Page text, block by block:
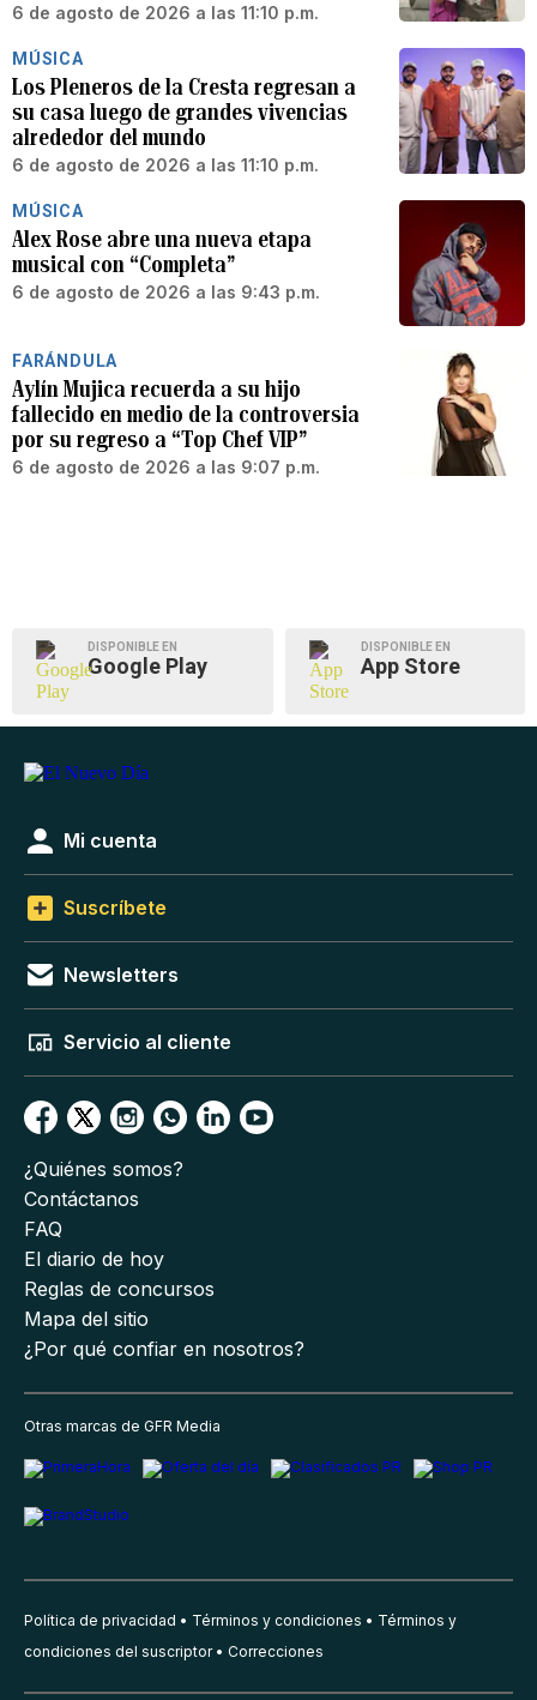
6 de agosto de 2026 a las 11:10 p.m.
MÚSICA
Los Pleneros de la Cresta regresan a
su casa luego de grandes vivencias
alrededor del mundo
6 de agosto de 2026 a las 11:10 p.m.
MÚSICA
Alex Rose abre una nueva etapa
musical con “Completa”
6 de agosto de 2026 a las 9:43 p.m.
FARÁNDULA
Aylín Mujica recuerda a su hijo
fallecido en medio de la controversia
por su regreso a “Top Chef VIP”
6 de agosto de 2026 a las 9:07 p.m.
DISPONIBLE EN
Google Play
DISPONIBLE EN
App Store
Mi cuenta
Suscríbete
Newsletters
Servicio al cliente
¿Quiénes somos?
Contáctanos
FAQ
El diario de hoy
Reglas de concursos
Mapa del sitio
¿Por qué confiar en nosotros?
Otras marcas de GFR Media
Política de privacidad Términos y condiciones
Términos y
condiciones del suscriptor
Correcciones